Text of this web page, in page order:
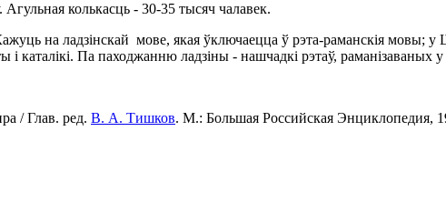
Агульная колькасць - 30-35 тысяч чалавек.
на ладзінскай мове, якая ўключаецца ў рэта-раманскія мовы; у
і каталікі. Па паходжанню ладзіны - нашчадкі рэтаў, раманізаваных
/ Глав. ред. В. А. Тишков. М.: Большая Российская Энциклопедия,